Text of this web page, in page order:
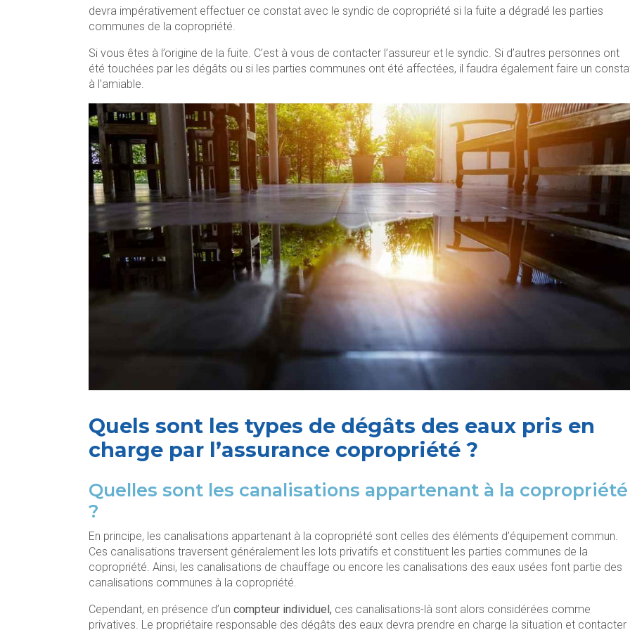
devra impérativement effectuer ce constat avec le syndic de copropriété si la fuite a dégradé les parties
communes de la copropriété.
Si vous êtes à l’origine de la fuite. C’est à vous de contacter l’assureur et le syndic. Si d’autres personnes ont
été touchées par les dégâts ou si les parties communes ont été affectées, il faudra également faire un
à l’amiable.
Quels sont les types de dégâts des eaux pris en
charge par l’assurance copropriété ?
Quelles sont les canalisations appartenant à la copropriété
?
En principe, les canalisations appartenant à la copropriété sont celles des éléments d’équipement commun.
Ces canalisations traversent généralement les lots privatifs et constituent les parties communes de la
copropriété. Ainsi, les canalisations de chauffage ou encore les canalisations des eaux usées font partie des
canalisations communes à la copropriété.
Cependant, en présence d’un compteur individuel, ces canalisations-là sont alors considérées comme
privatives. Le propriétaire responsable des dégâts des eaux devra prendre en charge la situation et contacter